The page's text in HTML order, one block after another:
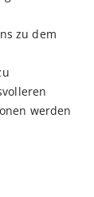
zu dem
werden